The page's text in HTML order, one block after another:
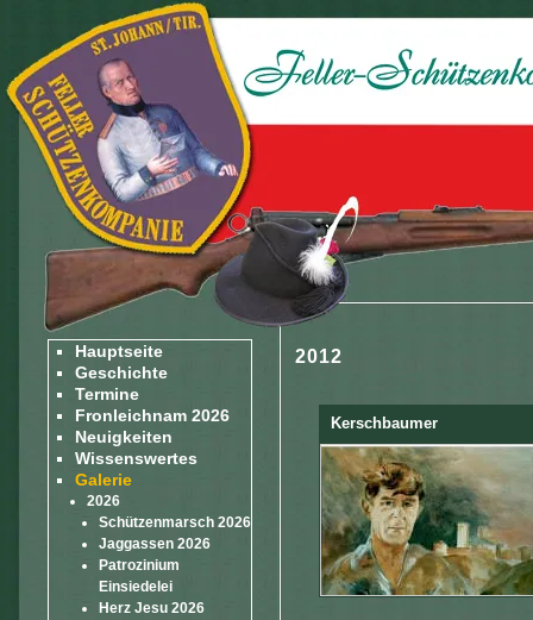
Hauptseite
Geschichte
Termine
Fronleichnam 2026
Neuigkeiten
Wissenswertes
Galerie
2026
Schützenmarsch 2026
Jaggassen 2026
Patrozinium
Einsiedelei
Herz Jesu 2026
2012
Kerschbaumer
Gedenkfeier St. Pauls